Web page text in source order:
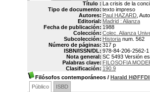
Título : La crisis de la
Tipo de documento: texto impreso
Autores: Paul HAZARD ,
Editorial: Madrid : Alianza
Fecha de publicación: 1988
Colección: Colec. Alianza
Subcolección: Historia num. 562
Número de páginas: 317 p
ISBN/ISSN/DL: 978-84-206-2562-1
Nota general: SC 5493 Versión
Palabras clave: FILOSOFIA
Clasificación: 190.9
Filósofos contemporáneos / Harald
Público
ISBD